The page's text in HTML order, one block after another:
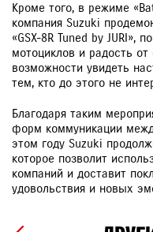
Кроме того, в режиме
компания Suzuki
«GSX-8R Tuned by JURI»,
мотоциклов и радость
возможности увидеть
тем, кто до этого не
Благодаря таким
форм коммуникации
этом году Suzuki
которое позволит
компаний и доставит
удовольствия и новых